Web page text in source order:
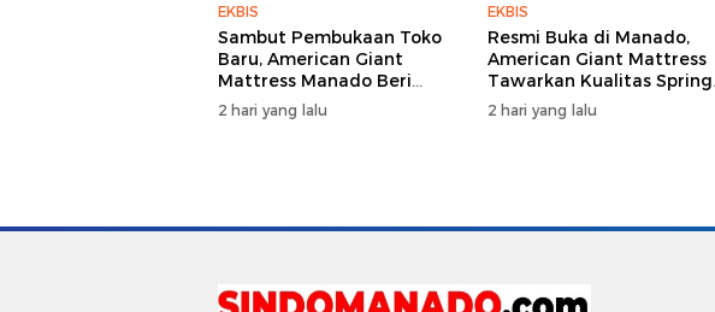
EKBIS
Sambut Pembukaan Toko
Baru, American Giant
Mattress Manado Beri
Promo Hemat Jutaan
Rupiah
2 hari yang lalu
EKBIS
Resmi Buka di Manado,
American Giant Mattress
Tawarkan Kualitas Spring
Bed Premium
2 hari yang lalu